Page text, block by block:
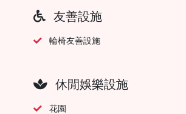
友善設施
輪椅友善設施
休閒娛樂設施
花園